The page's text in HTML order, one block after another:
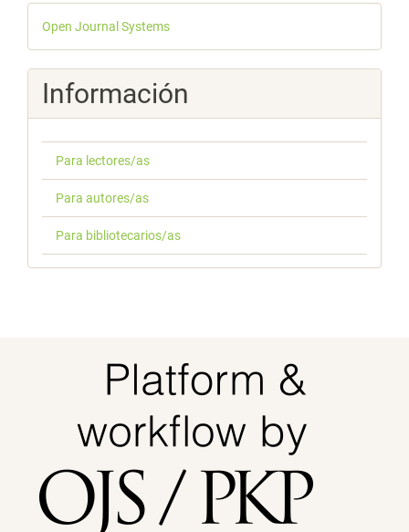
Desarrollado
por
Open Journal Systems
Información
Para lectores/as
Para autores/as
Para bibliotecarios/as